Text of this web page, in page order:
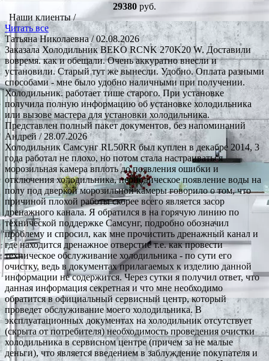
29380 руб.
Наши клиенты /
Читать все
Татьяна Николаевна/ 02.08.2026
Заказала Холодильник BEKO RCNK 270K20 W. Доставили
вовремя. как и обещали. Очень аккуратно внесли и
установили. Старый тут же вынесли. Удобно. Оплата разными
способами - мне было удобно наличными при получении.
Холодильник. работает тише старого. При установке
получила полную информацию об установке холодильника
или вызове мастера для установки холодильника.
Представлен полный пакет документов, без напоминаний
Андрей/ 28.07.2026
Холодильник Самсунг RL50RR был куплен в декабре 2014, 3
года работал не плохо, но потом стала настраиваться
морозильная камера вплоть до появления ошибки и
отключения холодильника, периодическое появление воды на
полу под дверкой морозильной камеры говорило о том, что
причиной плохой работы скорее всего является засор
дренажного канала. Я обратился в на горячую линию по
технической поддержке Самсунг, подробно обозначил
проблему и спросил, как мне прочистить дренажный канал и
где находится дренажное отверстие т.е. как провести
техническое обслуживание холодильника - по сути его
очистку, ведь в документах прилагаемых к изделию данной
информации не содержится. Через сутки я получил ответ, что
данная информация секретная и что мне необходимо
обратится в официальный сервисный центр, который
проведет обслуживание моего холодильника. В
эксплуатационных документах на холодильник отсутствует
(скрыта от потребителя) необходимость проведения очистки
холодильника в сервисном центре (причем за не малые
деньги), что является введением в заблуждение покупателя и